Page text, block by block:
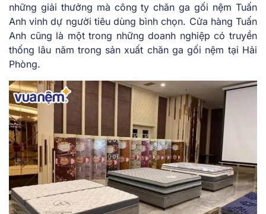
những giải thưởng mà công ty chăn ga gối nệm Tuấn
Anh vinh dự người tiêu dùng bình chọn. Cửa hàng Tuấn
Anh cũng là một trong những doanh nghiệp có truyền
thống lâu năm trong sản xuất chăn ga gối nệm tại Hải
Phòng.